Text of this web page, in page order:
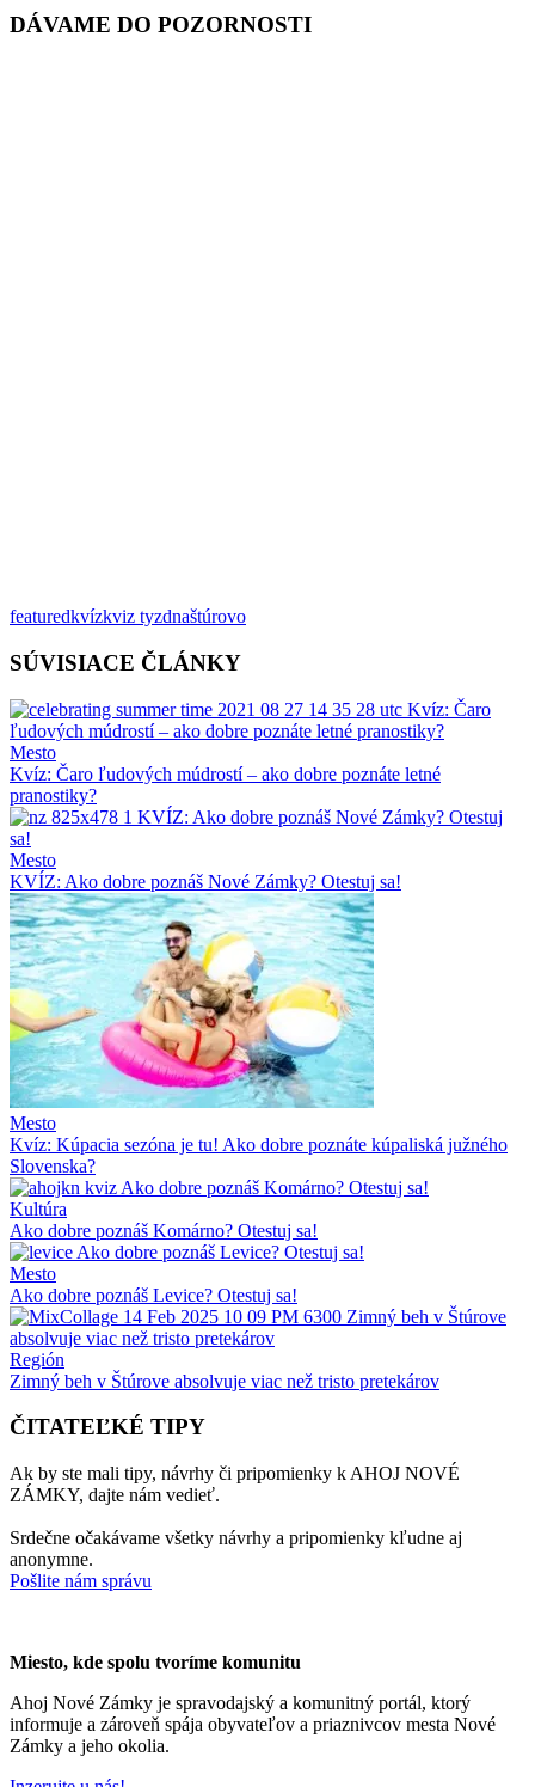
DÁVAME DO POZORNOSTI
featuredkvízkviz tyzdnaštúrovo
SÚVISIACE ČLÁNKY
Mesto
Kvíz: Čaro ľudových múdrostí – ako dobre poznáte letné
pranostiky?
Mesto
KVÍZ: Ako dobre poznáš Nové Zámky? Otestuj sa!
Mesto
Kvíz: Kúpacia sezóna je tu! Ako dobre poznáte kúpaliská južného
Slovenska?
Kultúra
Ako dobre poznáš Komárno? Otestuj sa!
Mesto
Ako dobre poznáš Levice? Otestuj sa!
Región
Zimný beh v Štúrove absolvuje viac než tristo pretekárov
ČITATEĽKÉ TIPY
Ak by ste mali tipy, návrhy či pripomienky k AHOJ NOVÉ
ZÁMKY, dajte nám vedieť.
Srdečne očakávame všetky návrhy a pripomienky kľudne aj
anonymne.
Pošlite nám správu
Miesto, kde spolu tvoríme komunitu
Ahoj Nové Zámky je spravodajský a komunitný portál, ktorý
informuje a zároveň spája obyvateľov a priaznivcov mesta Nové
Zámky a jeho okolia.